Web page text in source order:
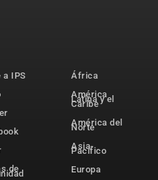
a IPS
de
África
América
Latina y el
Caribe
América del
Norte
Asia-
Pacífico
Europa